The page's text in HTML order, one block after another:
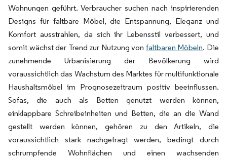
Wohnungen geführt. Verbraucher suchen nach inspirierenden
Designs für faltbare Möbel, die Entspannung, Eleganz und
Komfort ausstrahlen, da sich ihr Lebensstil verbessert, und
somit wächst der Trend zur Nutzung von faltbaren Möbeln. Die
zunehmende Urbanisierung der Bevölkerung wird
voraussichtlich das Wachstum des Marktes für multifunktionale
Haushaltsmöbel im Prognosezeitraum positiv beeinflussen.
Sofas, die auch als Betten genutzt werden können,
einklappbare Schreibeinheiten und Betten, die an die Wand
gestellt werden können, gehören zu den Artikeln, die
voraussichtlich stark nachgefragt werden, bedingt durch
schrumpfende Wohnflächen und einen wachsenden